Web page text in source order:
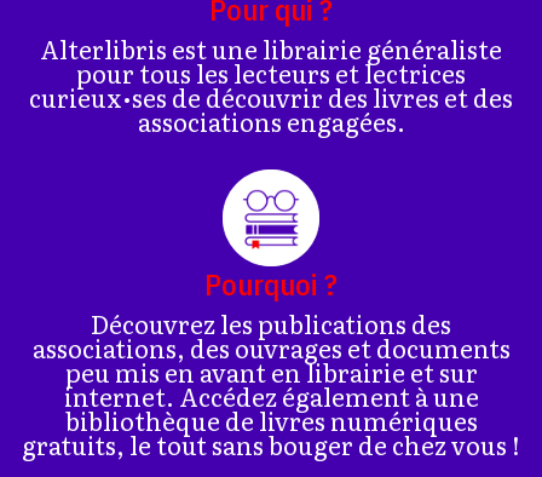
Pour qui ?
Alterlibris est une librairie généraliste
pour tous les lecteurs et lectrices
curieux•ses de découvrir des livres et des
associations engagées.
Pourquoi ?
Découvrez les publications des
associations, des ouvrages et documents
peu mis en avant en librairie et sur
internet. Accédez également à une
bibliothèque de livres numériques
gratuits, le tout sans bouger de chez vous !